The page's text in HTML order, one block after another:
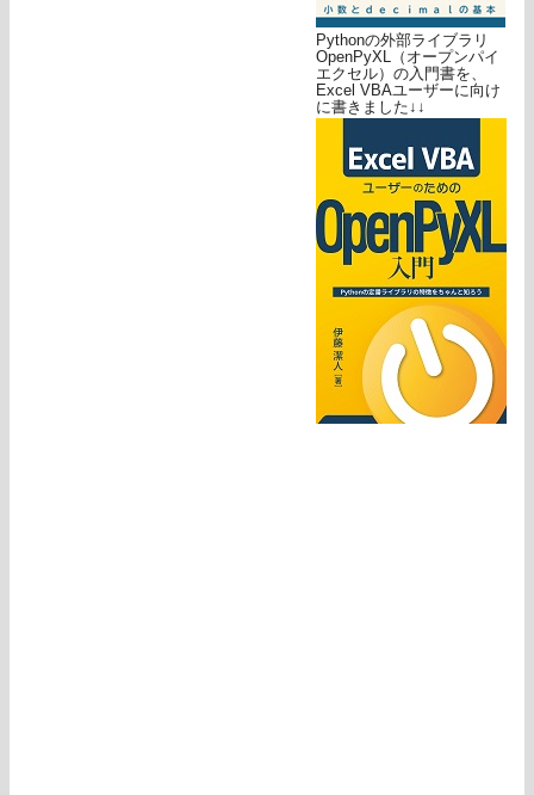
Pythonの外部ライブラリ
OpenPyXL（オープンパイ
エクセル）の入門書を、
Excel VBAユーザーに向け
に書きました↓↓